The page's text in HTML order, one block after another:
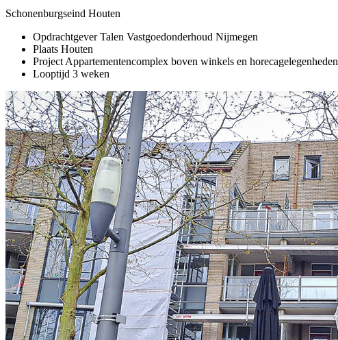
Schonenburgseind Houten
OpdrachtgeverTalen Vastgoedonderhoud Nijmegen
Plaats Houten
Project Appartementencomplex boven winkels en horecagelegenheden
Looptijd 3 weken